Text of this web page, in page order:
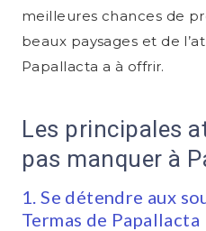
meilleures chances de
beaux paysages et de
Papallacta a à offrir.
Les principales
pas manquer à
1. Se détendre aux
Termas de Papallacta